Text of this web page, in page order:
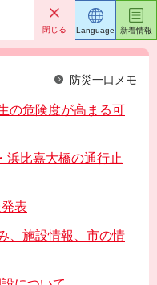
閉じる
防災一口メモ
の危険度が高まる可
浜比嘉大橋の通行止
表
、施設情報、市の情
Language 新着情報